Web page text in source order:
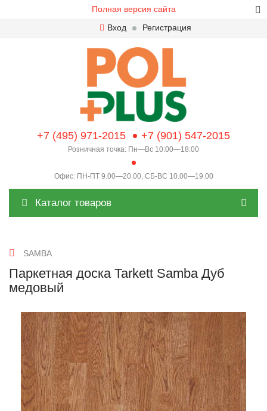
Полная версия сайта
Вход
Регистрация
+7 (495) 971-2015 +7 (901) 547-2015
Розничная точка: Пн—Вс 10:00—18:00
Офис: ПН-ПТ 9.00—20.00, СБ-ВС 10.00—19.00
Каталог товаров
SAMBA
Паркетная доска Tarkett Samba Дуб
медовый